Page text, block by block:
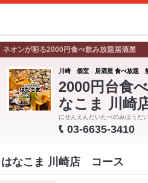
ネオンが彩る2000円食べ飲み放題居酒屋
川崎 個室 居酒屋 食べ放題
2000円台食
なこま 川崎
にせんえんだいたべのみほうだ
03-6635-3410
はなこま 川崎店 コース